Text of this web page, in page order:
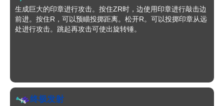
生成巨大的印章进行攻击。按住ZR时，边使用印章进行敲击边
前进。按住R，可以预瞄投掷距离。松开R。可以投掷印章从远
处进行攻击。跳起再攻击可使出旋转锤。
终极发射